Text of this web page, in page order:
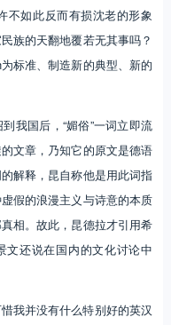
不如此反而有损沈老的形象
族的天翻地覆若无其事吗？
标准、制造新的典型、新的
国后，“媚俗”一词立即流
文章，乃知它的原文是德语
解释，昆自称他是用此词指
假的浪漫主义与诗意的本质
相。故此，昆德拉才引用希
文还说在国内的文化讨论中
并没有什么特别好的英汉